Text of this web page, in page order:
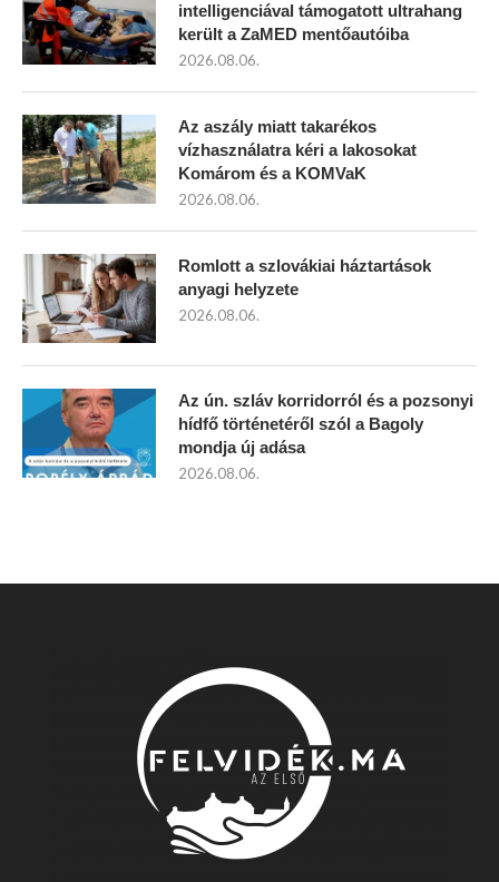
intelligenciával támogatott ultrahang
került a ZaMED mentőautóiba
2026.08.06.
Az aszály miatt takarékos
vízhasználatra kéri a lakosokat
Komárom és a KOMVaK
2026.08.06.
Romlott a szlovákiai háztartások
anyagi helyzete
2026.08.06.
Az ún. szláv korridorról és a pozsonyi
hídfő történetéről szól a Bagoly
mondja új adása
2026.08.06.